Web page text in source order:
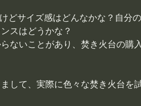
どサイズ感はどんなかな？自分
スはどうかな？
ないことがあり、焚き火台の購
して、実際に色々な焚き火台を